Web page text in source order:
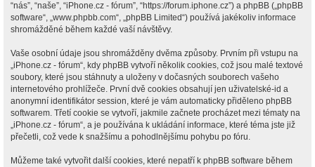
“nás”, “naše”, “iPhone.cz - fórum”, “https://forum.iphone.cz”) a phpBB („phpBB
software“, „www.phpbb.com“, „phpBB Limited“) používá jakékoliv informace
shromážděné během každé vaší návštěvy.
Vaše osobní údaje jsou shromážděny dvěma způsoby. Prvním při vstupu na
„iPhone.cz - fórum“, kdy phpBB vytvoří několik cookies, což jsou malé textové
soubory, které jsou stáhnuty a uloženy v dočasných souborech vašeho
internetového prohlížeče. První dvě cookies obsahují jen uživatelské-id a
anonymní identifikátor session, které je vám automaticky přiděleno phpBB
softwarem. Třetí cookie se vytvoří, jakmile začnete procházet mezi tématy na
„iPhone.cz - fórum“, a je používána k ukládání informace, které téma jste již
přečetli, což vede k snažšímu a pohodlnějšímu pohybu po fóru.
Můžeme také vytvořit další cookies, které nepatří k phpBB software během